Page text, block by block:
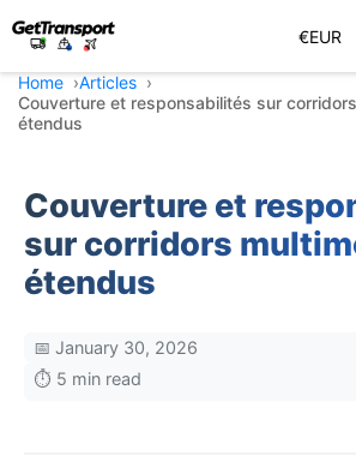
€EUR
Home
Articles
Couverture et responsabilités sur
étendus
Couverture et
sur corridors
étendus
📅 January 30, 2026
⏱️ 5 min read